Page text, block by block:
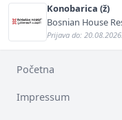
Konobarica (ž)
Bosnian House
Prijava do:
Početna
Impressum